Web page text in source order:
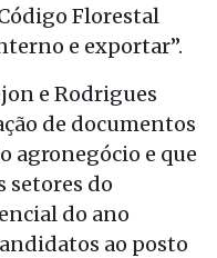
Florestal
e exportar”.
e Rodrigues
de documentos
agronegócio e que
setores do
do ano
ao posto